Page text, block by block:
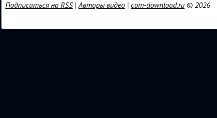
Подписаться на RSS|Авторы видео | com-download.ru © 2026